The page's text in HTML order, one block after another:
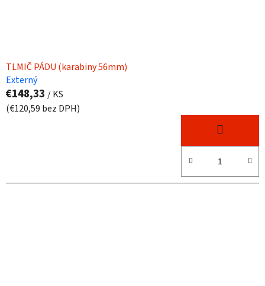
TLMIČ PÁDU (karabiny 56mm)
Externý
€148,33 / KS
(€120,59 bez DPH)